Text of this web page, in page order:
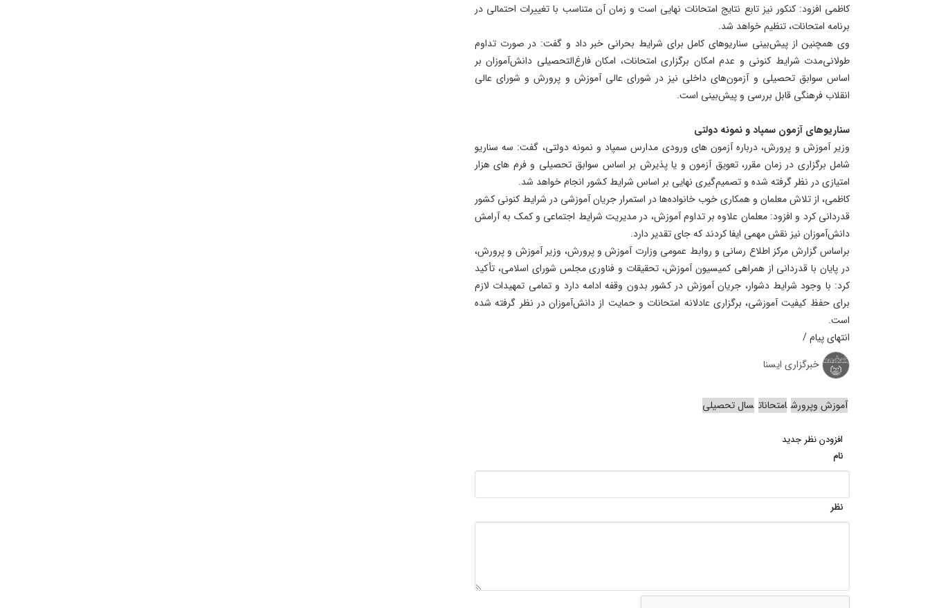
کاظمی افزود: کنکور نیز تابع نتایج امتحانات نهایی است و زمان آن متناسب با تغییرات احتمالی در
برنامه امتحانات، تنظیم خواهد شد.
وی همچنین از پیش‌بینی سناریوهای کامل برای شرایط بحرانی خبر داد و گفت: در صورت تداوم
طولانی‌مدت شرایط کنونی و عدم امکان برگزاری امتحانات، امکان فارغ‌التحصیلی دانش‌آموزان بر
اساس سوابق تحصیلی و آزمون‌های داخلی نیز در شورای عالی آموزش و پرورش و شورای عالی
انقلاب فرهنگی قابل بررسی و پیش‌بینی است.
سناریوهای آزمون سمپاد و نمونه دولتی
وزیر آموزش و پرورش، درباره آزمون های ورودی مدارس سمپاد و نمونه دولتی، گفت: سه سناریو
شامل برگزاری در زمان مقرر، تعویق آزمون و یا پذیرش بر اساس سوابق تحصیلی و فرم های هزار
امتیازی در نظر گرفته شده و تصمیم‌گیری نهایی بر اساس شرایط کشور انجام خواهد شد.
کاظمی، از تلاش معلمان و همکاری خوب خانواده‌ها در استمرار جریان آموزشی در شرایط کنونی کشور
قدردانی کرد و افزود: معلمان علاوه بر تداوم آموزش، در مدیریت شرایط اجتماعی و کمک به آرامش
دانش‌آموزان نیز نقش مهمی ایفا کردند که جای تقدیر دارد.
براساس گزارش مرکز اطلاع رسانی و روابط عمومی وزارت آموزش و پرورش، وزیر آموزش و پرورش،
در پایان با قدردانی از همراهی کمیسیون آموزش، تحقیقات و فناوری مجلس شورای اسلامی، تأکید
کرد: با وجود شرایط دشوار، جریان آموزش در کشور بدون وقفه ادامه دارد و تمامی تمهیدات لازم
برای حفظ کیفیت آموزشی، برگزاری عادلانه امتحانات و حمایت از دانش‌آموزان در نظر گرفته شده
است.
انتهای پیام /
خبرگزاری ایسنا
آموزش وپرورش امتحانات سال تحصیلی
افزودن نظر جدید
نام
نظر